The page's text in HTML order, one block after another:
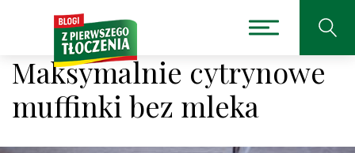
Maksymalnie cytrynowe
muffinki bez mleka